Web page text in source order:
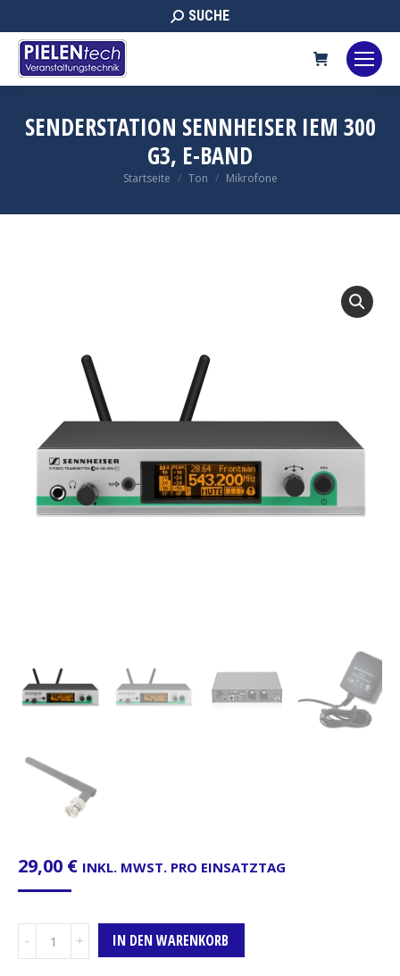
Search:
SUCHE
SENDERSTATION SENNHEISER IEM 300
G3, E-BAND
Sie befinden sich hier:
Startseite Ton Mikrofone
29,00 € INKL. MWST. PRO EINSATZTAG
IN DEN WARENKORB